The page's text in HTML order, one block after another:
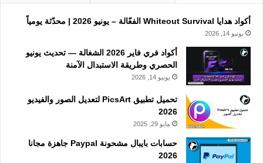
أكواد هدايا Whiteout Survival الفعّالة – يونيو 2026 | محدّثة يومياً
يونيو 14, 2026
أكواد فري فاير 2026 الشغالة — تحديث يونيو
الحصري وطريقة الاستبدال الآمنة
يونيو 14, 2026
تحميل تطبيق PicsArt لتعديل الصور والفيديو
2026
مايو 29, 2025
حسابات بايبال مشحونة Paypal جاهزة مجانا
2026